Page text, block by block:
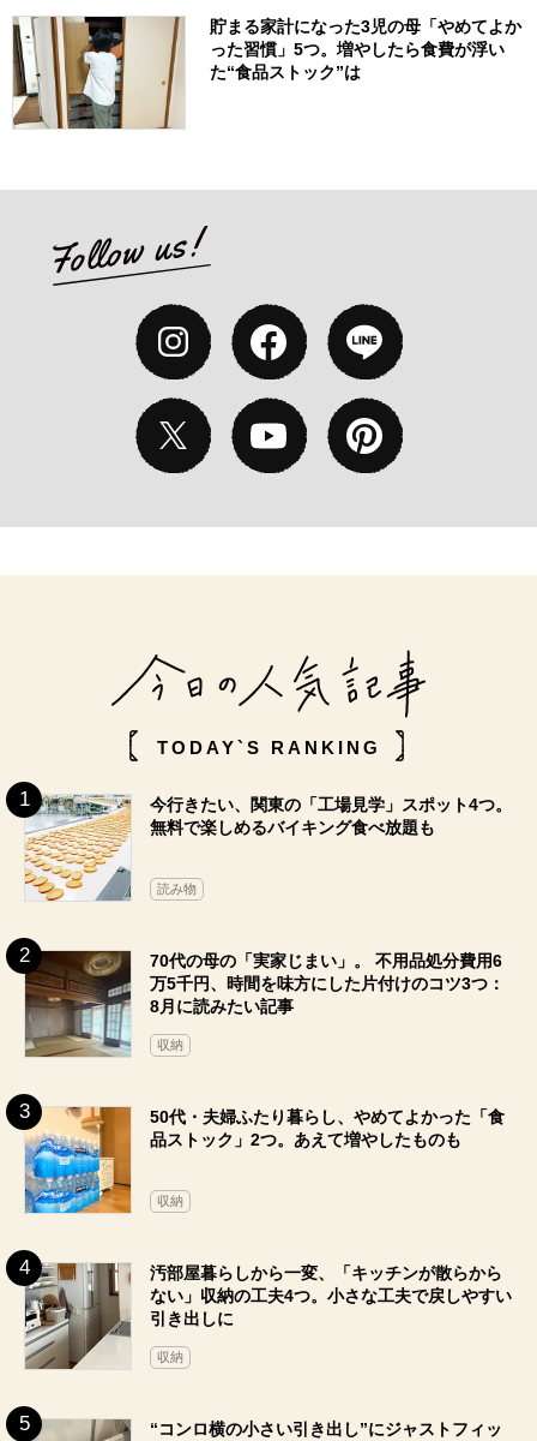
貯まる家計になった3児の母「やめてよか
った習慣」5つ。増やしたら食費が浮い
た“食品ストック”は
TODAY`S RANKING
今行きたい、関東の「工場見学」スポット4つ。
無料で楽しめるバイキング食べ放題も
読み物
70代の母の「実家じまい」。 不用品処分費用6
万5千円、時間を味方にした片付けのコツ3つ：
8月に読みたい記事
収納
50代・夫婦ふたり暮らし、やめてよかった「食
品ストック」2つ。あえて増やしたものも
収納
汚部屋暮らしから一変、「キッチンが散らから
ない」収納の工夫4つ。小さな工夫で戻しやすい
引き出しに
収納
“コンロ横の小さい引き出し”にジャストフィッ